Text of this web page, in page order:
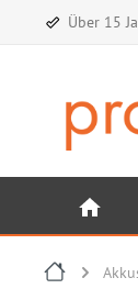
Über 15